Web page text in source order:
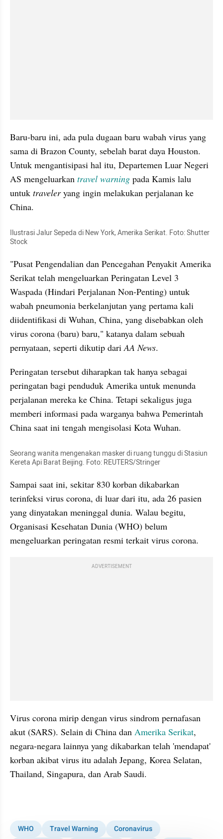
Baru-baru ini, ada pula dugaan baru wabah virus yang
sama di Brazon County, sebelah barat daya Houston.
Untuk mengantisipasi hal itu, Departemen Luar Negeri
AS mengeluarkan travel warning pada Kamis lalu
untuk traveler yang ingin melakukan perjalanan ke
China.
Ilustrasi Jalur Sepeda di New York, Amerika Serikat. Foto: Shutter
Stock
"Pusat Pengendalian dan Pencegahan Penyakit Amerika
Serikat telah mengeluarkan Peringatan Level 3
Waspada (Hindari Perjalanan Non-Penting) untuk
wabah pneumonia berkelanjutan yang pertama kali
diidentifikasi di Wuhan, China, yang disebabkan oleh
virus corona (baru) baru," katanya dalam sebuah
pernyataan, seperti dikutip dari AA News.
Peringatan tersebut diharapkan tak hanya sebagai
peringatan bagi penduduk Amerika untuk menunda
perjalanan mereka ke China. Tetapi sekaligus juga
memberi informasi pada warganya bahwa Pemerintah
China saat ini tengah mengisolasi Kota Wuhan.
Seorang wanita mengenakan masker di ruang tunggu di Stasiun
Kereta Api Barat Beijing. Foto: REUTERS/Stringer
Sampai saat ini, sekitar 830 korban dikabarkan
terinfeksi virus corona, di luar dari itu, ada 26 pasien
yang dinyatakan meninggal dunia. Walau begitu,
Organisasi Kesehatan Dunia (WHO) belum
mengeluarkan peringatan resmi terkait virus corona.
ADVERTISEMENT
Virus corona mirip dengan virus sindrom pernafasan
akut (SARS). Selain di China dan Amerika Serikat,
negara-negara lainnya yang dikabarkan telah 'mendapat'
korban akibat virus itu adalah Jepang, Korea Selatan,
Thailand, Singapura, dan Arab Saudi.
WHO Travel Warning Coronavirus